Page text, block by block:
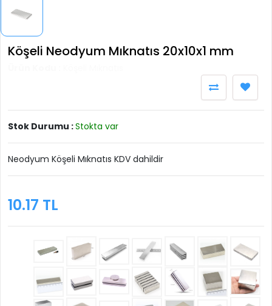
Köşeli Neodyum Mıknatıs 20x10x1 mm
Stok Durumu :Stokta var
Neodyum Köşeli Mıknatıs KDV dahildir
10.17 TL